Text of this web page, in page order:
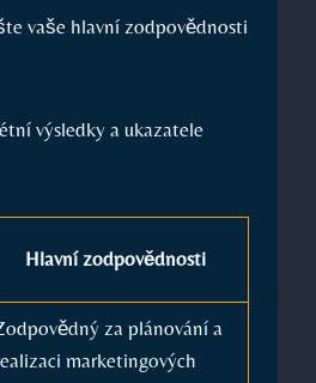
⁤vaše hlavní zodpovědnosti
výsledky a ⁢ukazatele⁢
Hlavní zodpovědnosti
​za plánování a
marketingových